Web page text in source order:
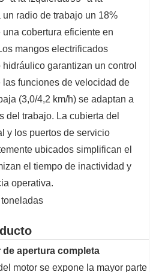
radio de trabajo un 18%
una cobertura eficiente en
mangos electrificados
garantizan un control
las funciones de velocidad de
(3,0/4,2 km/h) se adaptan a
del trabajo. La cubierta del
y los puertos de servicio
ubicados simplifican el
el tiempo de inactividad y
operativa.
apertura completa
motor se expone la mayor parte